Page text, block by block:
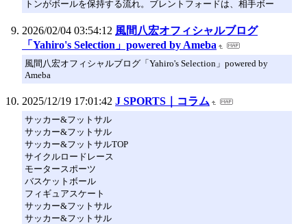
トンがボールを保持する流れ。ブレントフォードは、相手ボー
2026/02/04 03:54:12 風間八宏オフィシャルブログ
「Yahiro's Selection」powered by Ameba
風間八宏オフィシャルブログ「Yahiro's Selection」powered by
Ameba
2025/12/19 17:01:42 J SPORTS｜コラム
サッカー&フットサル
サッカー&フットサル
サッカー&フットサルTOP
サイクルロードレース
モータースポーツ
バスケットボール
フィギュアスケート
サッカー&フットサル
サッカー&フットサル